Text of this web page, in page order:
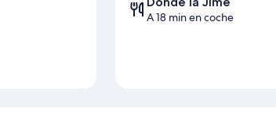
A 18 min en coche